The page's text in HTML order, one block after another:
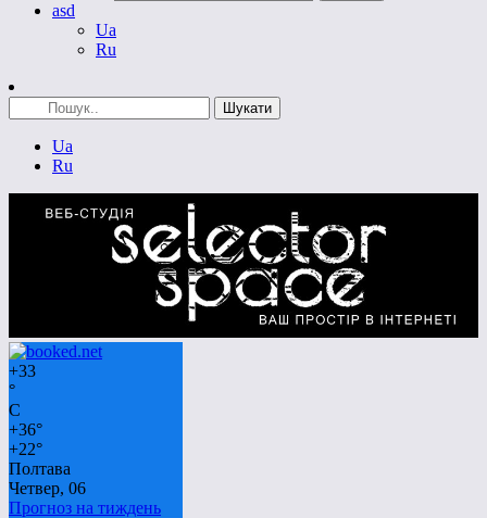
asd
Ua
Ru
Ua
Ru
+33
°
C
+36°
+22°
Полтава
Четвер, 06
Прогноз на тиждень